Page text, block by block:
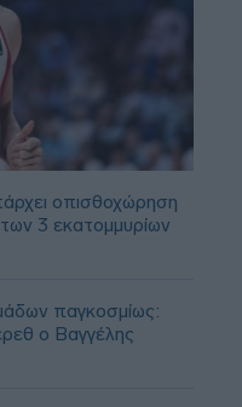
οπισθοχώρηση
3 εκατομμυρίων
παγκοσμίως:
ο Βαγγέλης